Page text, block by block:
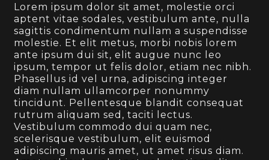
Lorem ipsum dolor sit amet, molestie orci
aptent vitae sodales, vestibulum ante, nulla
sagittis condimentum nullam a suspendisse
molestie. Et elit metus, morbi nobis lorem
ante ipsum dui sit, elit augue nunc leo
ipsum, tempor ut felis dolor, etiam nec nibh.
Phasellus id vel urna, adipiscing integer
diam nullam ullamcorper nonummy
tincidunt. Pellentesque blandit consequat
rutrum aliquam sed, taciti lectus.
Vestibulum commodo dui quam nec,
scelerisque vestibulum, elit euismod
adipiscing mauris amet, ut amet risus diam.